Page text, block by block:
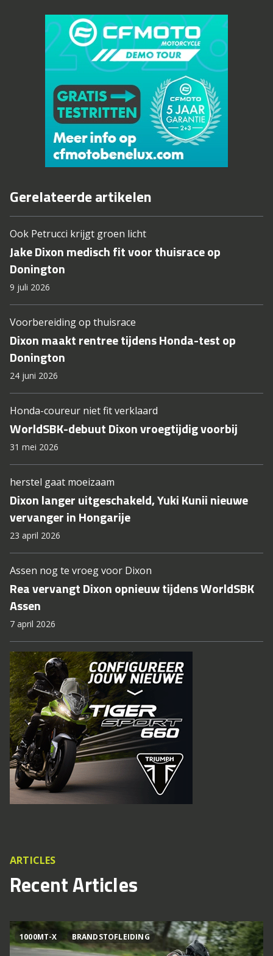
Gerelateerde artikelen
Ook Petrucci krijgt groen licht
Jake Dixon medisch fit voor thuisrace op
Donington
9 juli 2026
Voorbereiding op thuisrace
Dixon maakt rentree tijdens Honda-test op
Donington
24 juni 2026
Honda-coureur niet fit verklaard
WorldSBK-debuut Dixon vroegtijdig voorbij
31 mei 2026
herstel gaat moeizaam
Dixon langer uitgeschakeld, Yuki Kunii nieuwe
vervanger in Hongarije
23 april 2026
Assen nog te vroeg voor Dixon
Rea vervangt Dixon opnieuw tijdens WorldSBK
Assen
7 april 2026
ARTICLES
Recent Articles
1000MT-X BRANDSTOFLEIDING